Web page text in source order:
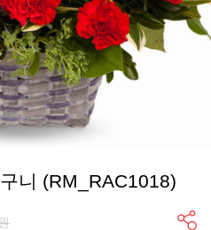
니 (RM_RAC1018)